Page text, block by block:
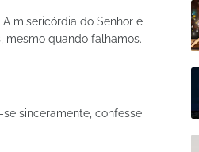
misericórdia do Senhor é
mesmo quando falhamos.
sinceramente, confesse